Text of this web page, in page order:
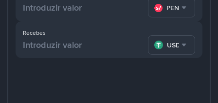
PEN
Recebes
USDT